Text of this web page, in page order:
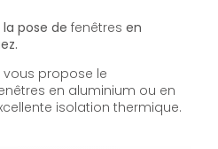
la pose de fenêtres en
vous propose le
en aluminium ou en
isolation thermique.